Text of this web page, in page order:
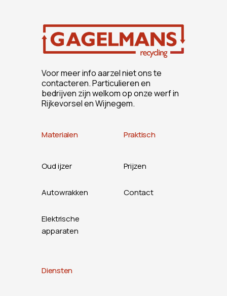
Voor meer info aarzel niet ons te
contacteren. Particulieren en
bedrijven zijn welkom op onze werf in
Rijkevorsel en Wijnegem.
Materialen
Oud ijzer
Autowrakken
Elektrische
apparaten
Praktisch
Prijzen
Contact
Diensten